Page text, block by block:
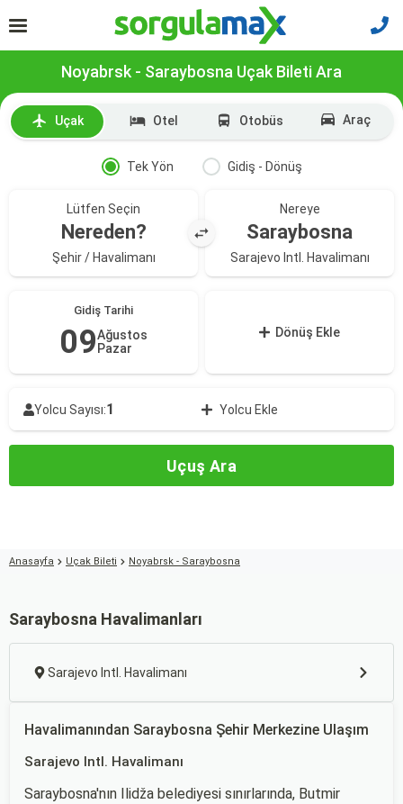
Noyabrsk - Saraybosna Uçak Bileti Ara
Uçak Otel Otobüs Araç
Tek Yön Gidiş - Dönüş
Lütfen Seçin
Nereden?
Şehir / Havalimanı
Nereye
Saraybosna
Sarajevo Intl. Havalimanı
Gidiş Tarihi
09Ağustos
Pazar
Dönüş Ekle
Yolcu Sayısı:1 Yolcu Ekle
Uçuş Ara
Anasayfa Uçak Bileti Noyabrsk - Saraybosna
Saraybosna Havalimanları
Sarajevo Intl. Havalimanı
Havalimanından Saraybosna Şehir Merkezine Ulaşım
Sarajevo Intl. Havalimanı
Saraybosna'nın Ilidža belediyesi sınırlarında, Butmir